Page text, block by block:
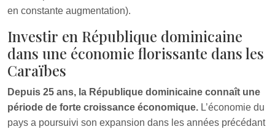
en constante augmentation).
Investir en République dominicaine
dans une économie florissante dans les
Caraïbes
Depuis 25 ans, la République dominicaine connaît une
période de forte croissance économique. L’économie du
pays a poursuivi son expansion dans les années précédant